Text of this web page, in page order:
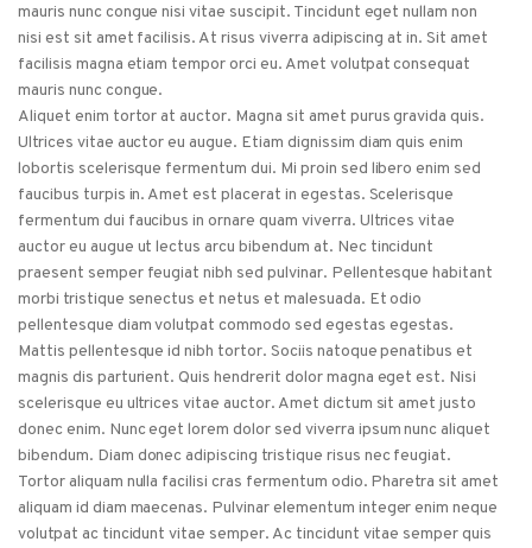
mauris nunc congue nisi vitae suscipit. Tincidunt eget nullam non
nisi est sit amet facilisis. At risus viverra adipiscing at in. Sit amet
facilisis magna etiam tempor orci eu. Amet volutpat consequat
mauris nunc congue.
Aliquet enim tortor at auctor. Magna sit amet purus gravida quis.
Ultrices vitae auctor eu augue. Etiam dignissim diam quis enim
lobortis scelerisque fermentum dui. Mi proin sed libero enim sed
faucibus turpis in. Amet est placerat in egestas. Scelerisque
fermentum dui faucibus in ornare quam viverra. Ultrices vitae
auctor eu augue ut lectus arcu bibendum at. Nec tincidunt
praesent semper feugiat nibh sed pulvinar. Pellentesque habitant
morbi tristique senectus et netus et malesuada. Et odio
pellentesque diam volutpat commodo sed egestas egestas.
Mattis pellentesque id nibh tortor. Sociis natoque penatibus et
magnis dis parturient. Quis hendrerit dolor magna eget est. Nisi
scelerisque eu ultrices vitae auctor. Amet dictum sit amet justo
donec enim. Nunc eget lorem dolor sed viverra ipsum nunc aliquet
bibendum. Diam donec adipiscing tristique risus nec feugiat.
Tortor aliquam nulla facilisi cras fermentum odio. Pharetra sit amet
aliquam id diam maecenas. Pulvinar elementum integer enim neque
volutpat ac tincidunt vitae semper. Ac tincidunt vitae semper quis